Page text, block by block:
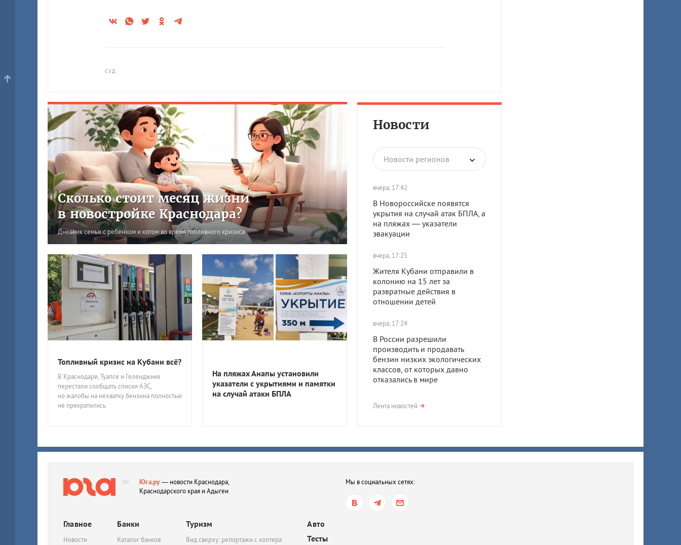
СУД
Новости
Новости регионов
вчера, 17:42
В Новороссийске появятся
укрытия на случай атак БПЛА, а
на пляжах — указатели
эвакуации
вчера, 17:25
Жителя Кубани отправили в
колонию на 15 лет за
развратные действия в
отношении детей
вчера, 17:24
В России разрешили
производить и продавать
бензин низких экологических
классов, от которых давно
отказались в мире
вчера, 17:23
после семейной ссоры
В Ростове-на-Дону хотят
электросамокатов
Лента новостей
Сколько стоит месяц жизни
в новостройке Краснодара?
Дневник семьи с ребенком и котом во время топливного кризиса
Топливный кризис на Кубани всё?
В Краснодаре, Туапсе и Геленджике
перестали сообщать списки АЗС,
но жалобы на нехватку бензина полностью
не прекратились
На пляжах Анапы установили
указатели с укрытиями и памятки
на случай атаки БПЛА
18+ Юга.ру— новости Краснодара,
Краснодарского края и Адыгеи
Мы в социальных сетях:
Главное
Новости
Банки
Каталог банков
Туризм
Вид сверху: репортажи с коптера
Авто
Тесты